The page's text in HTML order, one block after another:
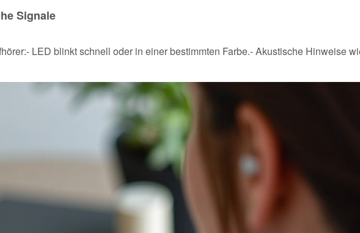
Signale
LED blinkt schnell oder in einer bestimmten Farbe.- Akustische Hinweise